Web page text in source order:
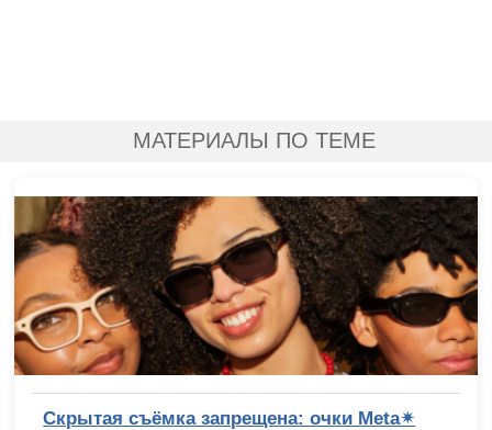
МАТЕРИАЛЫ ПО ТЕМЕ
Скрытая съёмка запрещена: очки Meta✴